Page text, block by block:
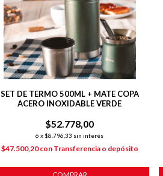
SET DE TERMO 500ML + MATE COPA
ACERO INOXIDABLE VERDE
$52.778,00
6 x $8.796,33 sin interés
$47.500,20con Transferencia o depósito